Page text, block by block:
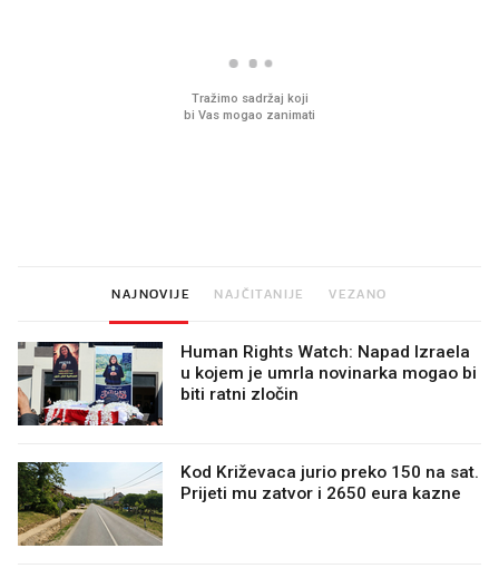
NAJNOVIJE NAJČITANIJE VEZANO
Human Rights Watch: Napad Izraela
u kojem je umrla novinarka mogao bi
biti ratni zločin
Kod Križevaca jurio preko 150 na sat.
Prijeti mu zatvor i 2650 eura kazne